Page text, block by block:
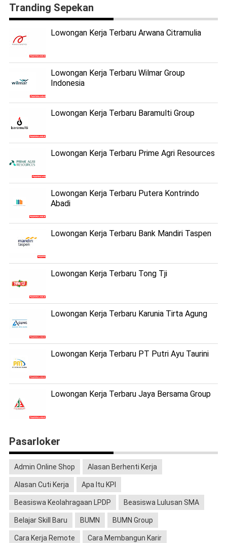
Tranding Sepekan
Lowongan Kerja Terbaru Arwana Citramulia
Lowongan Kerja Terbaru Wilmar Group
Indonesia
Lowongan Kerja Terbaru Baramulti Group
Lowongan Kerja Terbaru Prime Agri Resources
Lowongan Kerja Terbaru Putera Kontrindo
Abadi
Lowongan Kerja Terbaru Bank Mandiri Taspen
Lowongan Kerja Terbaru Tong Tji
Lowongan Kerja Terbaru Karunia Tirta Agung
Lowongan Kerja Terbaru PT Putri Ayu Taurini
Lowongan Kerja Terbaru Jaya Bersama Group
Pasarloker
Admin Online Shop Alasan Berhenti Kerja
Alasan Cuti Kerja Apa Itu KPI
Beasiswa Keolahragaan LPDP Beasiswa Lulusan SMA
Belajar Skill Baru BUMN BUMN Group
Cara Kerja Remote Cara Membangun Karir